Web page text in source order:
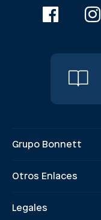
Grupo Bonnett
Otros Enlaces
Legales